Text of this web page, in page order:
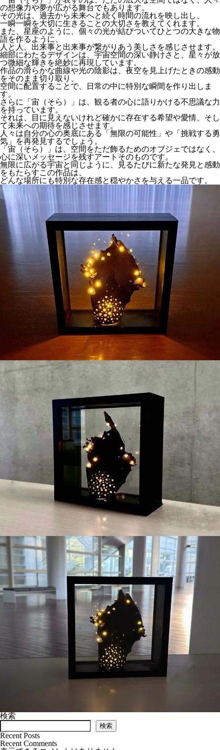
の想像力や夢が広がる舞台でもあります。
その光は、過去から未来へと続く時間の流れを映し出し、
一瞬一瞬を大切に生きることの大切さを教えてくれます。
また、星座のように、個々の光が結びついてひとつの大きな物
語を作るように、
人と人、出来事と出来事が繋がりあう美しさを感じさせます。
細部にわたるデザインは、宇宙空間の深い静けさと、星々が放
つ微細な輝きを絶妙に再現しています。
作品の滑らかな曲線や光の陰影は、夜空を見上げたときの感動
をそのまま切り取り、
空間に配置することで、日常の中に特別な瞬間を作り出しま
す。
さらに「宙（そら）」は、観る者の心に語りかける不思議な力
を持っています。
それは、目に見えないけれど確かに存在する希望や愛情、そし
て未来への期待を感じさせます。
人々は自分の心の奥底にある「無限の可能性」や「挑戦する勇
気」を再発見するでしょう。
「宙（そら）」は、空間をただ飾るためのオブジェではなく、
心に深いメッセージを残すアートそのものです。
無限に広がる宇宙と同じように、見るたびに新たな発見と感動
をもたらすこの作品は、
どんな場所にも特別な存在感と穏やかさを与える一品です。
検索
検索
Recent Posts
Recent Comments